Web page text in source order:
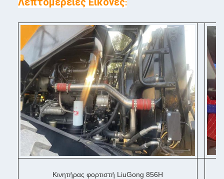
:
Κινητήρας φορτιστή LiuGong 856H